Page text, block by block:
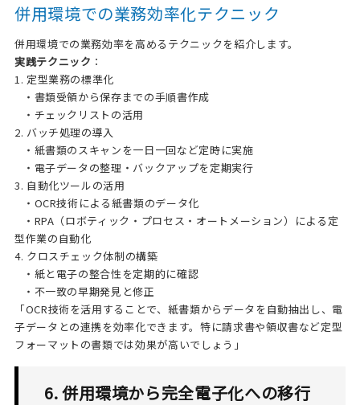
併用環境での業務効率化テクニック
併用環境での業務効率を高めるテクニックを紹介します。
実践テクニック ：
1. 定型業務の標準化
・書類受領から保存までの手順書作成
・チェックリストの活用
2. バッチ処理の導入
・紙書類のスキャンを一日一回など定時に実施
・電子データの整理・バックアップを定期実行
3. 自動化ツールの活用
・OCR技術による紙書類のデータ化
・RPA（ロボティック・プロセス・オートメーション）による定
型作業の自動化
4. クロスチェック体制の構築
・紙と電子の整合性を定期的に確認
・不一致の早期発見と修正
「OCR技術を活用することで、紙書類からデータを自動抽出し、電
子データとの連携を効率化できます。特に請求書や領収書など定型
フォーマットの書類では効果が高いでしょう」
6. 併用環境から完全電子化への移行